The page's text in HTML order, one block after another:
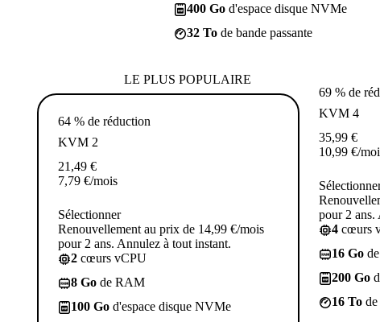
400 Go d'espace disque NVMe
32 To de bande passante
LE PLUS POPULAIRE
64 % de réduction
KVM 2
21,49 €
7,79 €/mois
Sélectionner
Renouvellement au prix de 14,99 €/mois
pour 2 ans. Annulez à tout instant.
2 cœurs vCPU
8 Go de RAM
100 Go d'espace disque NVMe
69 % de
KVM 4
35,99 €
10,99 €/
pour 2 ans.
4 cœurs
16 Go
200 Go
16 To de